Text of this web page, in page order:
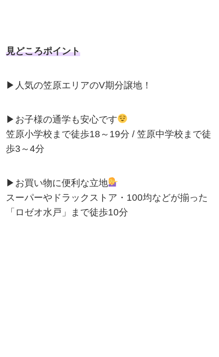
見どころポイント
▶人気の笠原エリアのV期分譲地！
▶お子様の通学も安心です
笠原小学校まで徒歩18～19分 / 笠原中学校まで徒
歩3～4分
▶お買い物に便利な立地
スーパーやドラックストア・100均などが揃った
「ロゼオ水戸」まで徒歩10分